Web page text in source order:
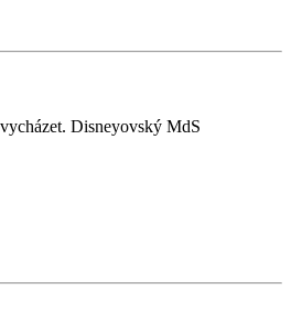
Disneyovský MdS